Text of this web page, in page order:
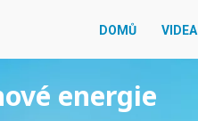
DOMŮ VIDEA
energie